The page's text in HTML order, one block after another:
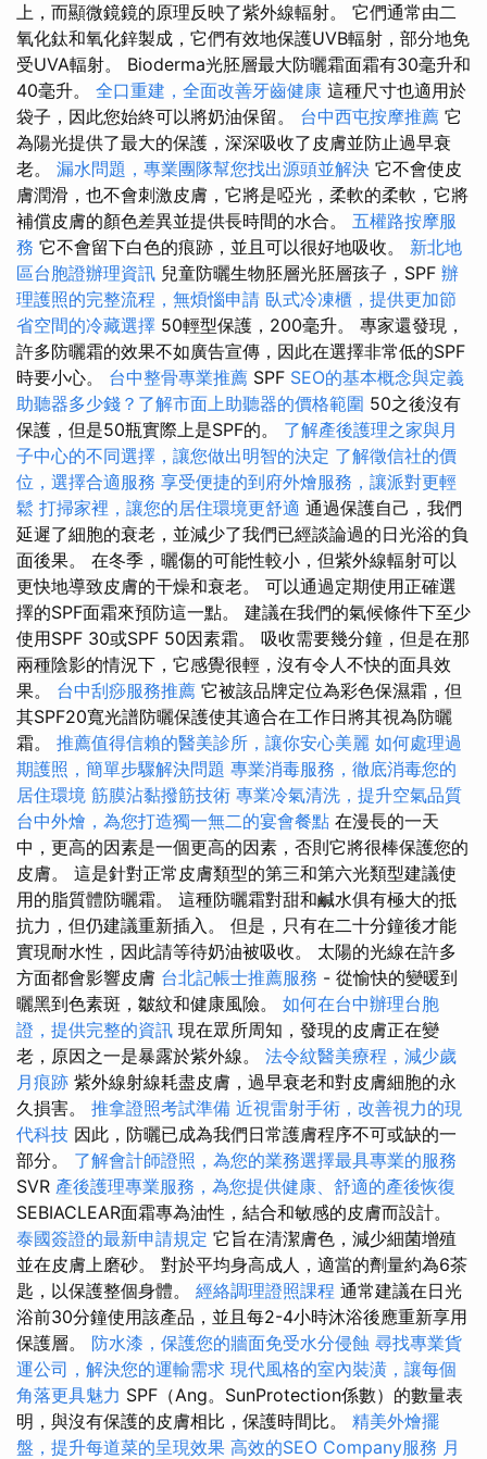
上，而顯微鏡鏡的原理反映了紫外線輻射。 它們通常由二
氧化鈦和氧化鋅製成，它們有效地保護UVB輻射，部分地免
受UVA輻射。 Bioderma光胚層最大防曬霜面霜有30毫升和
40毫升。 全口重建，全面改善牙齒健康 這種尺寸也適用於
袋子，因此您始終可以將奶油保留。 台中西屯按摩推薦 它
為陽光提供了最大的保護，深深吸收了皮膚並防止過早衰
老。 漏水問題，專業團隊幫您找出源頭並解決 它不會使皮
膚潤滑，也不會刺激皮膚，它將是啞光，柔軟的柔軟，它將
補​​償皮膚的顏色差異並提供長時間的水合。 五權路按摩服
務 它不會留下白色的痕跡，並且可以很好地吸收。 新北地
區台胞證辦理資訊 兒童防曬生物胚層光胚層孩子，SPF 辦
理護照的完整流程，無煩惱申請 臥式冷凍櫃，提供更加節
省空間的冷藏選擇 50輕型保護，200毫升。 專家還發現，
許多防曬霜的效果不如廣告宣傳，因此在選擇非常低的SPF
時要小心。 台中整骨專業推薦 SPF SEO的基本概念與定義
助聽器多少錢？了解市面上助聽器的價格範圍 50之後沒有
保護，但是50瓶實際上是SPF的。 了解產後護理之家與月
子中心的不同選擇，讓您做出明智的決定 了解徵信社的價
位，選擇合適服務 享受便捷的到府外燴服務，讓派對更輕
鬆 打掃家裡，讓您的居住環境更舒適 通過保護自己，我們
延遲了細胞的衰老，並減少了我們已經談論過的日光浴的負
面後果。 在冬季，曬傷的可能性較小，但紫外線輻射可以
更快地導致皮膚的干燥和衰老。 可以通過定期使用正確選
擇的SPF面霜來預防這一點。 建議在我們的氣候條件下至少
使用SPF 30或SPF 50因素霜。 吸收需要幾分鐘，但是在那
兩種陰影的情況下，它感覺很輕，沒有令人不快的面具效
果。 台中刮痧服務推薦 它被該品牌定位為彩色保濕霜，但
其SPF20寬光譜防曬保護使其適合在工作日將其視為防曬
霜。 推薦值得信賴的醫美診所，讓你安心美麗 如何處理過
期護照，簡單步驟解決問題 專業消毒服務，徹底消毒您的
居住環境 筋膜沾黏撥筋技術 專業冷氣清洗，提升空氣品質
台中外燴，為您打造獨一無二的宴會餐點 在漫長的一天
中，更高的因素是一個更高的因素，否則它將很棒保護您的
皮膚。 這是針對正常皮膚類型的第三和第六光類型建議使
用的脂質體防曬霜。 這種防曬霜對甜和鹹水俱有極大的抵
抗力，但仍建議重新插入。 但是，只有在二十分鐘後才能
實現耐水性，因此請等待奶油被吸收。 太陽的光線在許多
方面都會影響皮膚 台北記帳士推薦服務 - 從愉快的變暖到
曬黑到色素斑，皺紋和健康風險。 如何在台中辦理台胞
證，提供完整的資訊 現在眾所周知，發現的皮膚正在變
老，原因之一是暴露於紫外線。 法令紋醫美療程，減少歲
月痕跡 紫外線射線耗盡皮膚，過早衰老和對皮膚細胞的永
久損害。 推拿證照考試準備 近視雷射手術，改善視力的現
代科技 因此，防曬已成為我們日常護膚程序不可或缺的一
部分。 了解會計師證照，為您的業務選擇最具專業的服務
SVR 產後護理專業服務，為您提供健康、舒適的產後恢復
SEBIACLEAR面霜專為油性，結合和敏感的皮膚而設計。
泰國簽證的最新申請規定 它旨在清潔膚色，減少細菌增殖
並在皮膚上磨砂。 對於平均身高成人，適當的劑量約為6茶
匙，以保護整個身體。 經絡調理證照課程 通常建議在日光
浴前30分鐘使用該產品，並且每2-4小時沐浴後應重新享用
保護層。 防水漆，保護您的牆面免受水分侵蝕 尋找專業貨
運公司，解決您的運輸需求 現代風格的室內裝潢，讓每個
角落更具魅力 SPF（Ang。SunProtection係數）的數量表
明，與沒有保護的皮膚相比，保護時間比。 精美外燴擺
盤，提升每道菜的呈現效果 高效的SEO Company服務 月